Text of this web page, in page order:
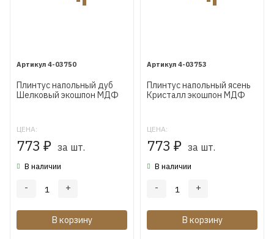
4-03750
Плинтус напольный дуб
Шелковый экошпон МДФ
ЦЕНА:
773 ₽ за шт.
В наличии
- +
В корзину
4-03753
Плинтус напольный ясень
Кристалл экошпон МДФ
ЦЕНА:
773 ₽ за шт.
В наличии
- +
В корзину